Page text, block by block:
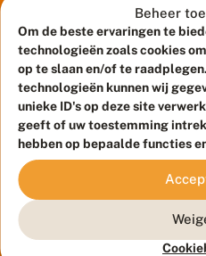
Beheer
Om de beste ervaringen te
technologieën zoals cookies
op te slaan en/of te
technologieën kunnen wij
unieke ID's op deze site
geeft of uw toestemming
hebben op bepaalde functies
dikkopjes
uit
de
pop
en
die
o
m
r
v
li
n
d
r
s
vorig
jaar
herinneren
we
ons
nog
goed.
Voor
de
zomervlinders
die
28
augustus
2018
E
x
t
r
a
v
li
n
d
e
Dankzij
het
warme
weer
afgelopen